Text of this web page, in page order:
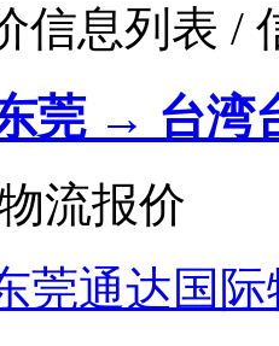
信息列表 /
莞 → 台湾
流报价
莞通达国